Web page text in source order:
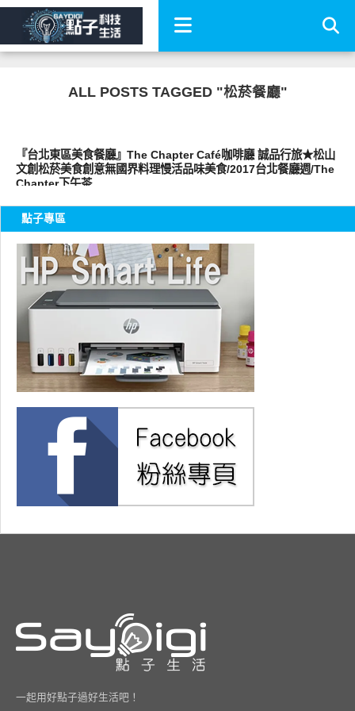
ALL POSTS TAGGED "松菸餐廳"
『台北東區美食餐廳』The Chapter Café咖啡廳 誠品行旅★松山
文創松菸美食創意無國界料理慢活品味美食/2017台北餐廳週/The
Chapter下午茶
點子專區
一起用好點子過好生活吧！